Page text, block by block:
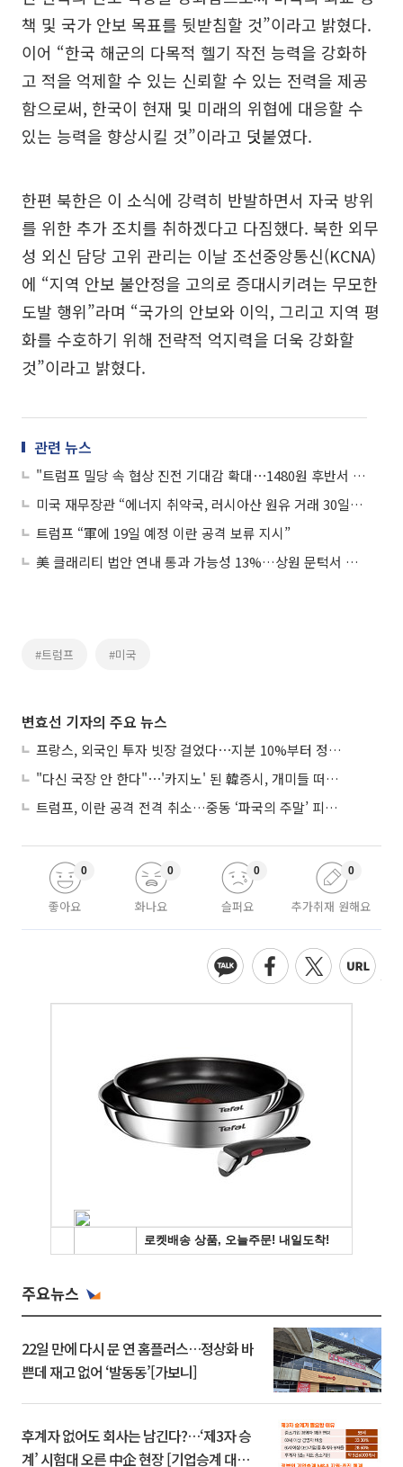
책 및 국가 안보 목표를 뒷받침할 것”이라고 밝혔다.
이어 “한국 해군의 다목적 헬기 작전 능력을 강화하
고 적을 억제할 수 있는 신뢰할 수 있는 전력을 제공
함으로써, 한국이 현재 및 미래의 위협에 대응할 수
있는 능력을 향상시킬 것”이라고 덧붙였다.
한편 북한은 이 소식에 강력히 반발하면서 자국 방위
를 위한 추가 조치를 취하겠다고 다짐했다. 북한 외무
성 외신 담당 고위 관리는 이날 조선중앙통신(KCNA)
에 “지역 안보 불안정을 고의로 증대시키려는 무모한
도발 행위”라며 “국가의 안보와 이익, 그리고 지역 평
화를 수호하기 위해 전략적 억지력을 더욱 강화할
것”이라고 밝혔다.
관련 뉴스
"트럼프 밀당 속 협상 진전 기대감 확대⋯1480원 후반서 등락"
미국 재무장관 “에너지 취약국, 러시아산 원유 거래 30일간 허용”
트럼프 “軍에 19일 예정 이란 공격 보류 지시”
美 클래리티 법안 연내 통과 가능성 13%…상원 문턱서 제동
#트럼프 #미국
변효선 기자의 주요 뉴스
프랑스, 외국인 투자 빗장 걸었다⋯지분 10%부터 정부가 승인
"다신 국장 안 한다"⋯'카지노' 된 韓증시, 개미들 떠난다
트럼프, 이란 공격 전격 취소…중동 ‘파국의 주말’ 피했다
좋아요
0
화나요
0
슬퍼요
0
추가취재 원해요
0
주요뉴스
22일 만에 다시 문 연 홈플러스…정상화 바
쁜데 재고 없어 ‘발동동’[가보니]
후계자 없어도 회사는 남긴다?…‘제3자 승
계’ 시험대 오른 中企 현장 [기업승계 대전